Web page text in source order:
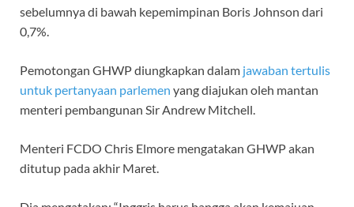
sebelumnya di bawah kepemimpinan Boris Johnson dari
0,7%.
Pemotongan GHWP diungkapkan dalam jawaban tertulis
untuk pertanyaan parlemen yang diajukan oleh mantan
menteri pembangunan Sir Andrew Mitchell.
Menteri FCDO Chris Elmore mengatakan GHWP akan
ditutup pada akhir Maret.